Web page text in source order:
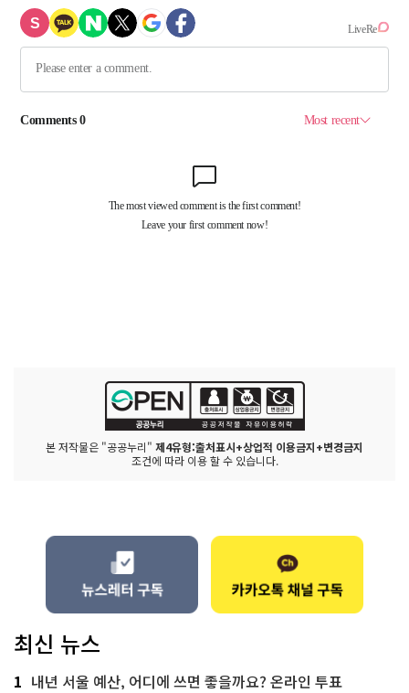
본 저작물은 "공공누리" 제4유형:출처표시+상업적 이용금지+변경금지
조건에 따라 이용 할 수 있습니다.
최신 뉴스
1 내년 서울 예산, 어디에 쓰면 좋을까요? 온라인 투표